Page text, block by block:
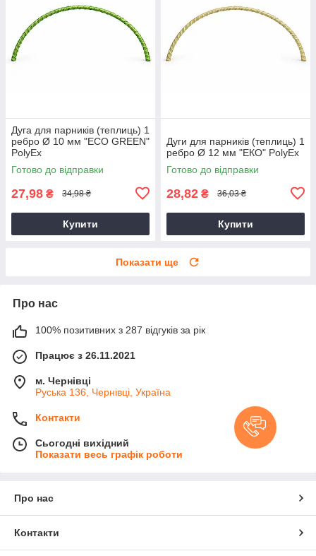
Дуга для парників (теплиць) 1
ребро Ø 10 мм "ЕCО GREEN"
PolyEx
Готово до відправки
27,98 ₴ 34,98 ₴
Купити
Дуги для парників (теплиць) 1
ребро Ø 12 мм "ЕКО" PolyEx
Готово до відправки
28,82 ₴ 36,03 ₴
Купити
Показати ще
Про нас
100% позитивних з 287 відгуків за рік
Працює з 26.11.2021
м. Чернівці
Руська 136, Чернівці, Україна
Контакти
Сьогодні вихідний
Показати весь графік роботи
Про нас
Контакти